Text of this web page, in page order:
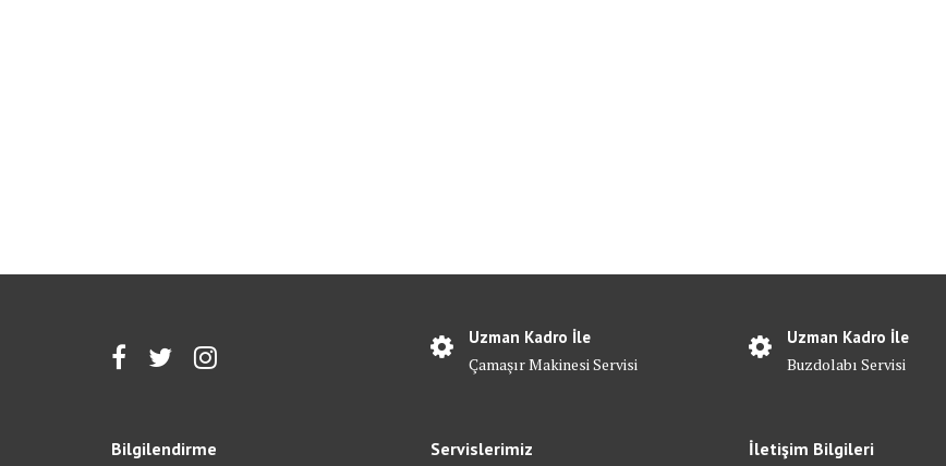
Uzman Kadro İle
Çamaşır Makinesi Servisi
Uzman Kadro İle
Buzdolabı Servisi
Bilgilendirme Servislerimiz İletişim Bilgileri